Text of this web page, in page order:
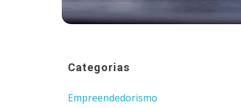
Categorias
Empreendedorismo